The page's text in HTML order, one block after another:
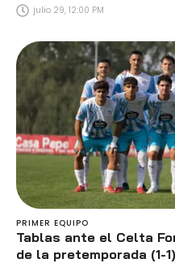
julio 29, 12:00 PM
PRIMER EQUIPO
Tablas ante el Celta
de la pretemporada (1-1)